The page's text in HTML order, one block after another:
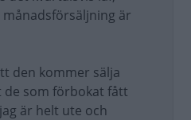
är
den kommer sälja
som förbokat fått
är helt ute och